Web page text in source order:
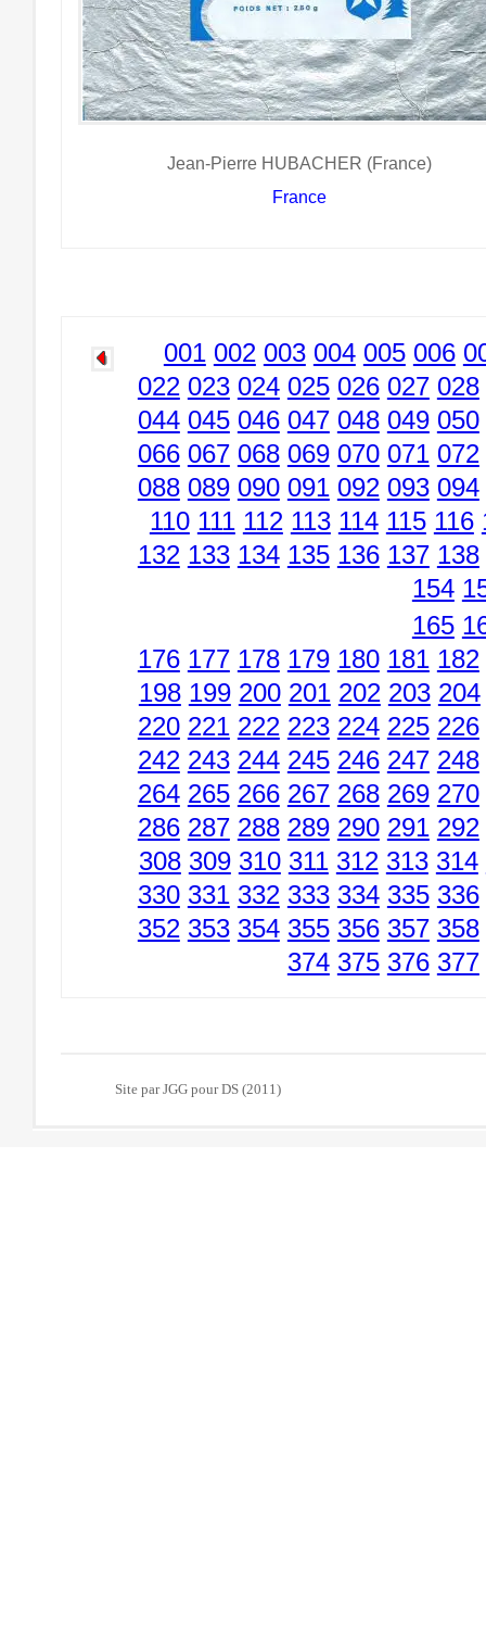
Jean-Pierre HUBACHER (France)
France
001 002 003 004 005 006
022 023 024 025 026 027 028
044 045 046 047 048 049 050
066 067 068 069 070 071 072
088 089 090 091 092 093 094
110 111 112 113 114 115 116
132 133 134 135 136 137 138
154
165
176 177 178 179 180 181 182
198 199 200 201 202 203 204
220 221 222 223 224 225 226
242 243 244 245 246 247 248
264 265 266 267 268 269 270
286 287 288 289 290 291 292
308 309 310 311 312 313 314
330 331 332 333 334 335 336
352 353 354 355 356 357 358
374 375 376 377
Site par JGG pour DS (2011)